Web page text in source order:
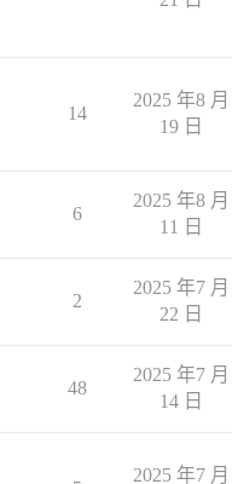
14
2025 年8 月
19 日
6
2025 年8 月
11 日
2
2025 年7 月
22 日
48
2025 年7 月
14 日
2025 年7 月